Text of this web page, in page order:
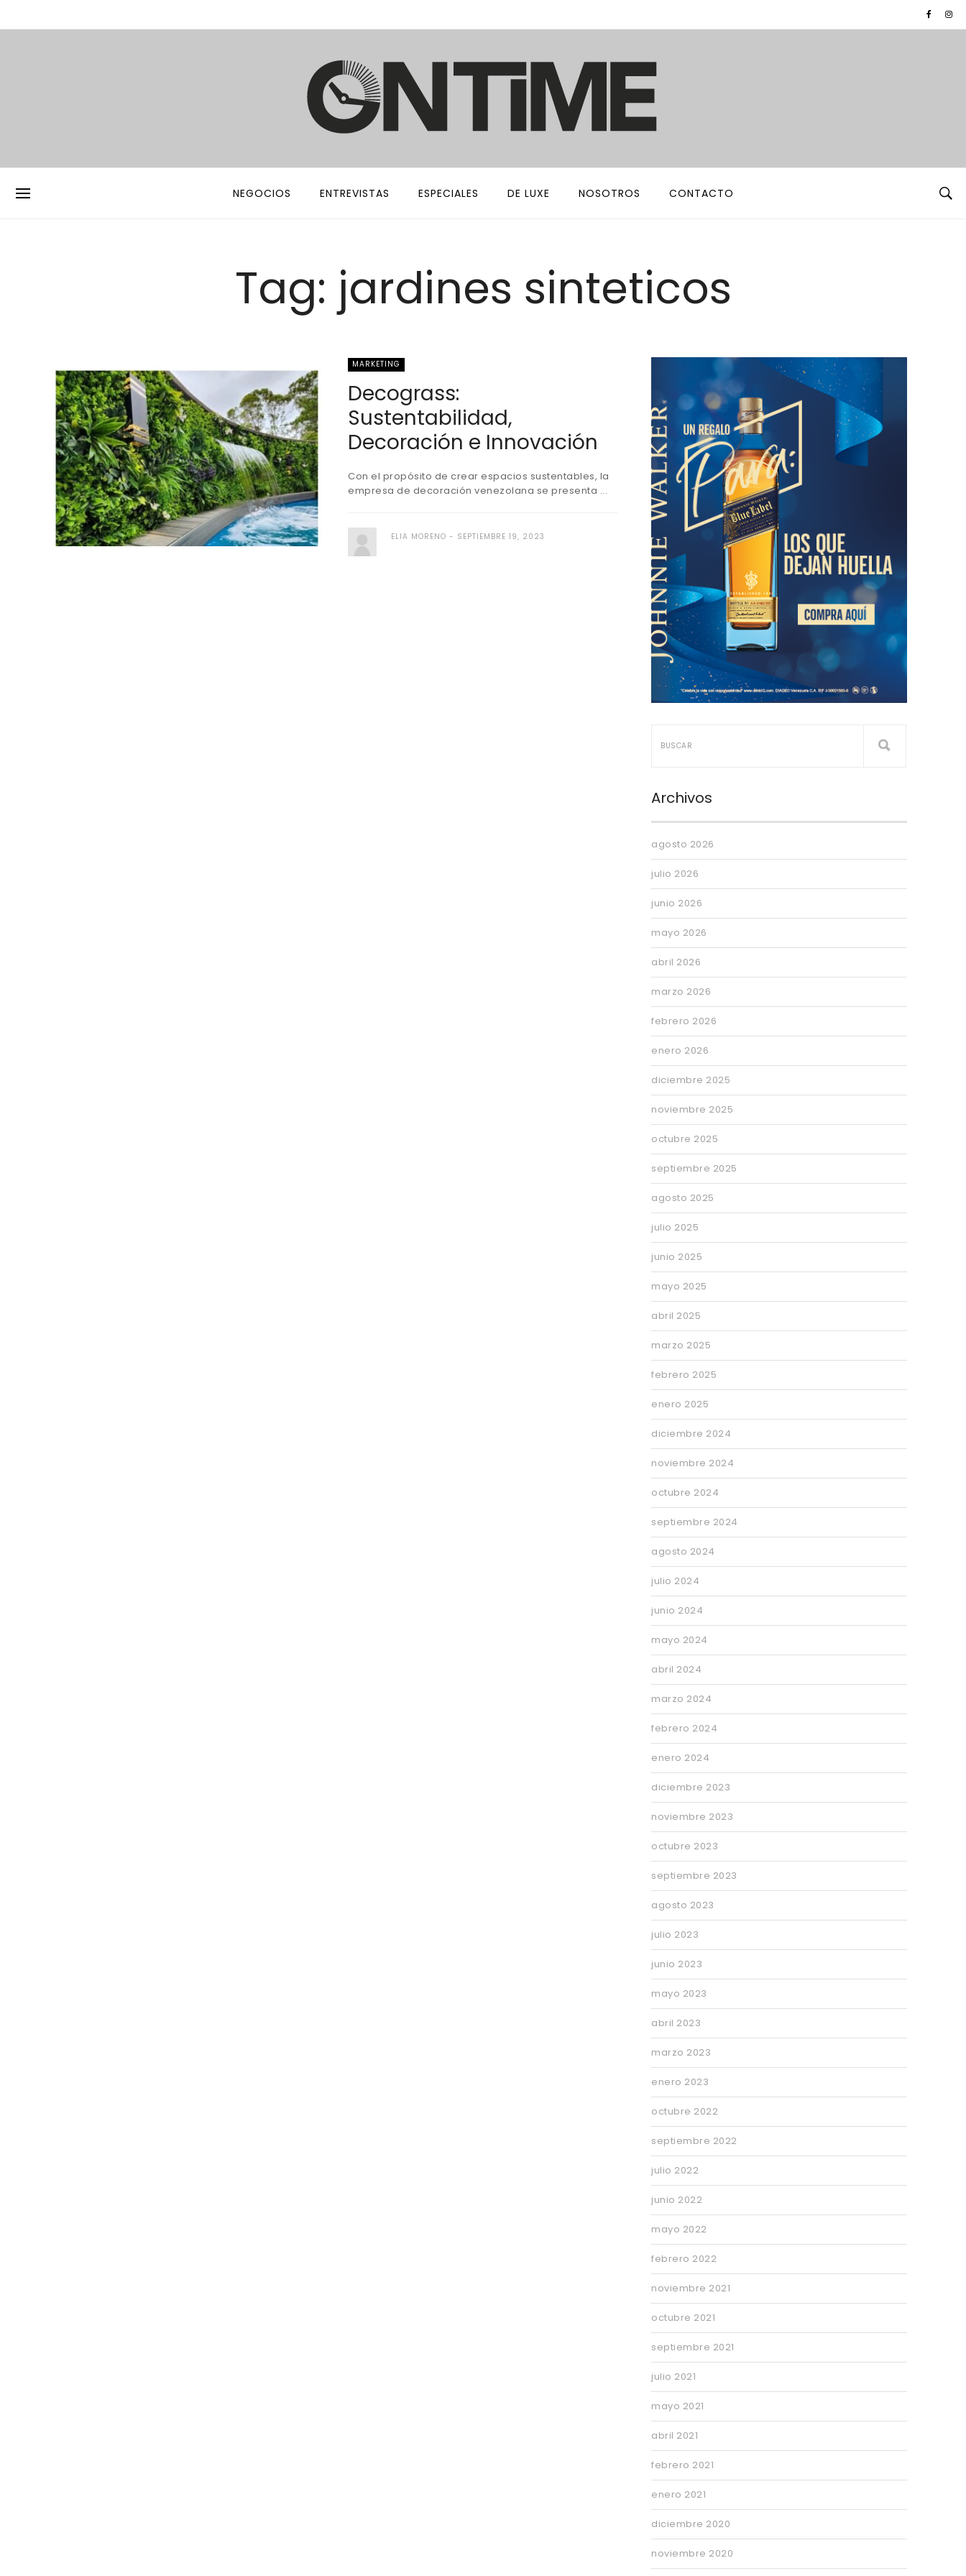
NEGOCIOS ENTREVISTAS ESPECIALES DE LUXE NOSOTROS CONTACTO
Tag: jardines sinteticos
MARKETING
Decograss:
Sustentabilidad,
Decoración e Innovación
Con el propósito de crear espacios sustentables, la
empresa de decoración venezolana se presenta ...
ELIA MORENO SEPTIEMBRE 19, 2023
Archivos
agosto 2026
julio 2026
junio 2026
mayo 2026
abril 2026
marzo 2026
febrero 2026
enero 2026
diciembre 2025
noviembre 2025
octubre 2025
septiembre 2025
agosto 2025
julio 2025
junio 2025
mayo 2025
abril 2025
marzo 2025
febrero 2025
enero 2025
diciembre 2024
noviembre 2024
octubre 2024
septiembre 2024
agosto 2024
julio 2024
junio 2024
mayo 2024
abril 2024
marzo 2024
febrero 2024
enero 2024
diciembre 2023
noviembre 2023
octubre 2023
septiembre 2023
agosto 2023
julio 2023
junio 2023
mayo 2023
abril 2023
marzo 2023
enero 2023
octubre 2022
septiembre 2022
julio 2022
junio 2022
mayo 2022
febrero 2022
noviembre 2021
octubre 2021
septiembre 2021
julio 2021
mayo 2021
abril 2021
febrero 2021
enero 2021
diciembre 2020
noviembre 2020